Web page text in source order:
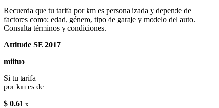
Recuerda que tu tarifa por km es personalizada y depende de
factores como: edad, género, tipo de garaje y modelo del auto.
Consulta términos y condiciones.
Attitude SE 2017
miituo
Si tu tarifa
por km es de
$ 0.61 x